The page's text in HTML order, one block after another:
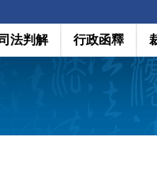
法判解 行政函釋